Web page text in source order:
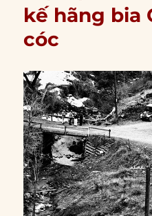
kế hãng bia
cóc